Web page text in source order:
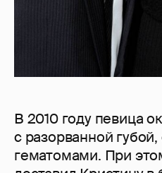
В 2010 году певица
с разорванной
гематомами. При